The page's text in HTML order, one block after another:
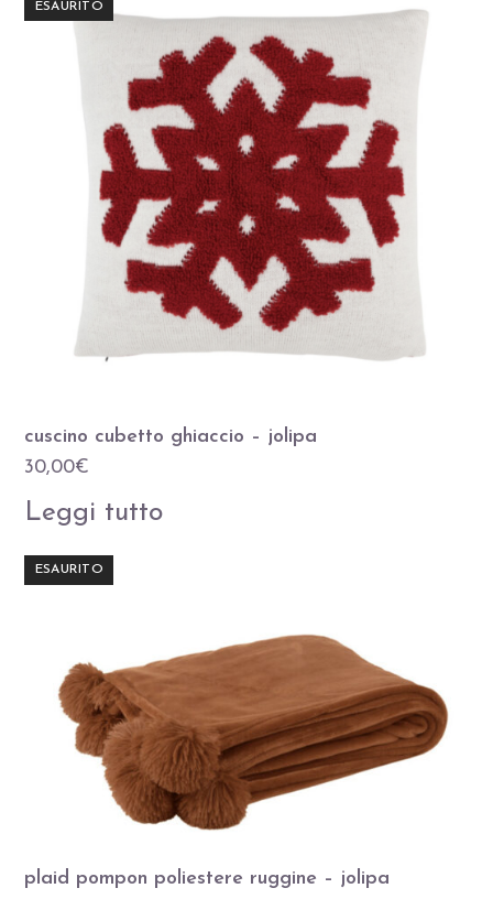
ESAURITO
cuscino cubetto ghiaccio – jolipa
30,00€
Leggi tutto
ESAURITO
plaid pompon poliestere ruggine – jolipa